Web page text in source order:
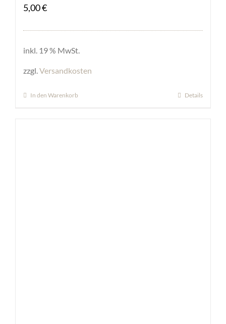
5,00€
inkl. 19 % MwSt.
zzgl.Versandkosten
In den Warenkorb Details